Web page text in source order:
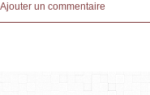
Ajouter un commentaire